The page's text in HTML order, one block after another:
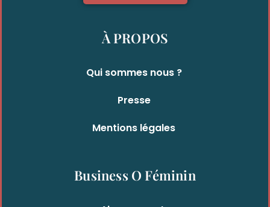
À PROPOS
Qui sommes nous ?
Presse
Mentions légales
Business O Féminin